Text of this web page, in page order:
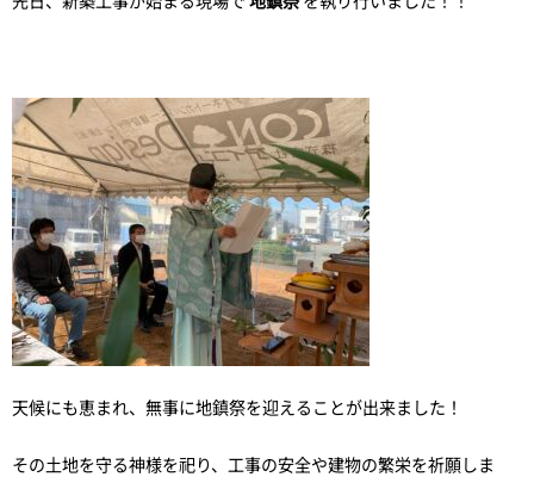
天候にも恵まれ、無事に地鎮祭を迎えることが出来ました！
その土地を守る神様を祀り、工事の安全や建物の繁栄を祈願しま